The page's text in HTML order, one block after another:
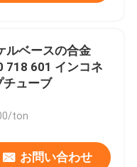
ルベースの合金
718 601 インコネ
チューブ
ton
お問い合わせ